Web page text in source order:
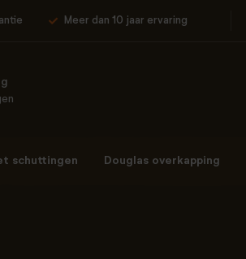
Meer dan 10 jaar ervaring
schuttingen Douglas overkapping